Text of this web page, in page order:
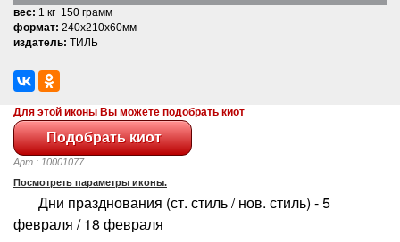
вес: 1 кг 150 грамм
формат: 240x210x60мм
издатель: ТИЛЬ
Для этой иконы Вы можете подобрать киот
Арт.: 10001077
Посмотреть параметры иконы.
Дни празднования (ст. стиль / нов. стиль) - 5
февраля / 18 февраля